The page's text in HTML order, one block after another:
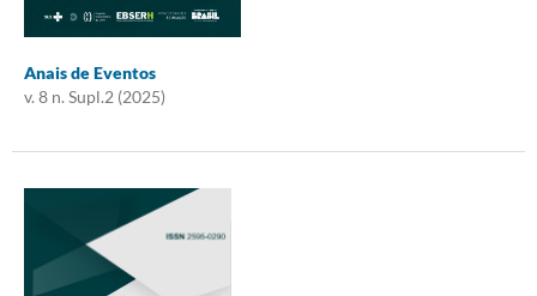
Anais de Eventos
v. 8 n. Supl.2 (2025)